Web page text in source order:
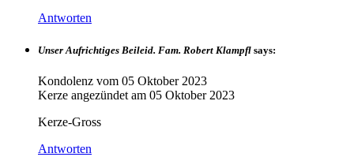
Antworten
Unser Aufrichtiges Beileid. Fam. Robert Klampfl says:
Kondolenz vom 05 Oktober 2023
Kerze angezündet am 05 Oktober 2023
Kerze-Gross
Antworten